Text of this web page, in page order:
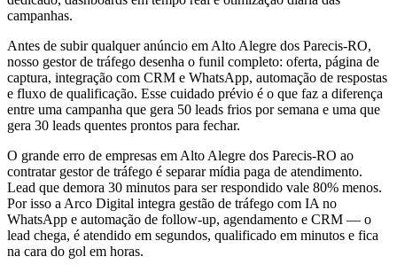
campanhas.
Antes de subir qualquer anúncio em Alto Alegre dos Parecis-RO,
nosso gestor de tráfego desenha o funil completo: oferta, página de
captura, integração com CRM e WhatsApp, automação de respostas
e fluxo de qualificação. Esse cuidado prévio é o que faz a diferença
entre uma campanha que gera 50 leads frios por semana e uma que
gera 30 leads quentes prontos para fechar.
O grande erro de empresas em Alto Alegre dos Parecis-RO ao
contratar gestor de tráfego é separar mídia paga de atendimento.
Lead que demora 30 minutos para ser respondido vale 80% menos.
Por isso a Arco Digital integra gestão de tráfego com IA no
WhatsApp e automação de follow-up, agendamento e CRM — o
lead chega, é atendido em segundos, qualificado em minutos e fica
na cara do gol em horas.